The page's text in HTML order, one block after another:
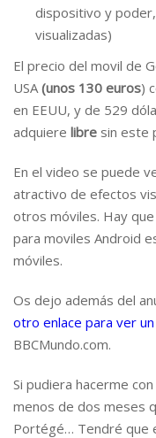
dispositivo y
visualizadas)
El precio del movil de
USA(unos 130 euros)
en EEUU, y de 529
adquiere libre sin este
En el video se puede
atractivo de efectos
otros móviles. Hay
para moviles Android
móviles.
Os dejo además del
otro enlace para ver
BBCMundo.com.
Si pudiera hacerme
menos de dos meses
Portégé… Tendré que